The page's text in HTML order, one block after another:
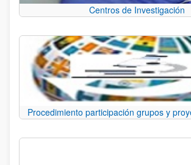
Centros de Investigación
Procedimiento participación grupos y